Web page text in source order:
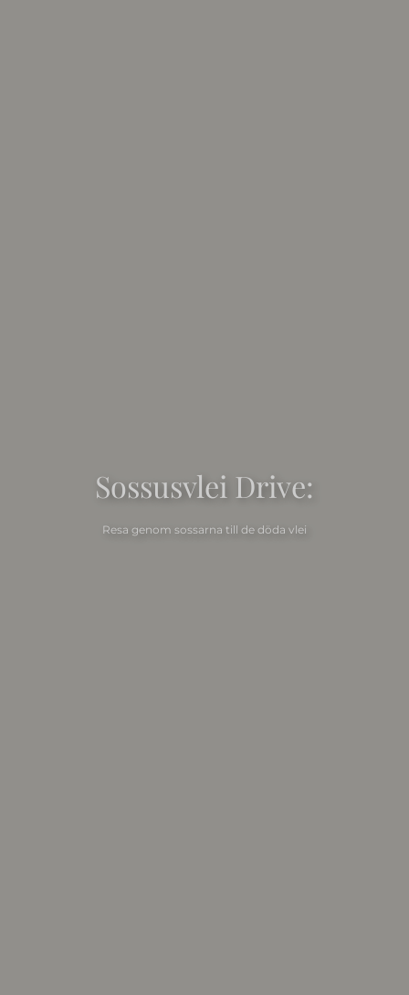
Sossusvlei Drive:
Resa genom sossarna till de döda vlei